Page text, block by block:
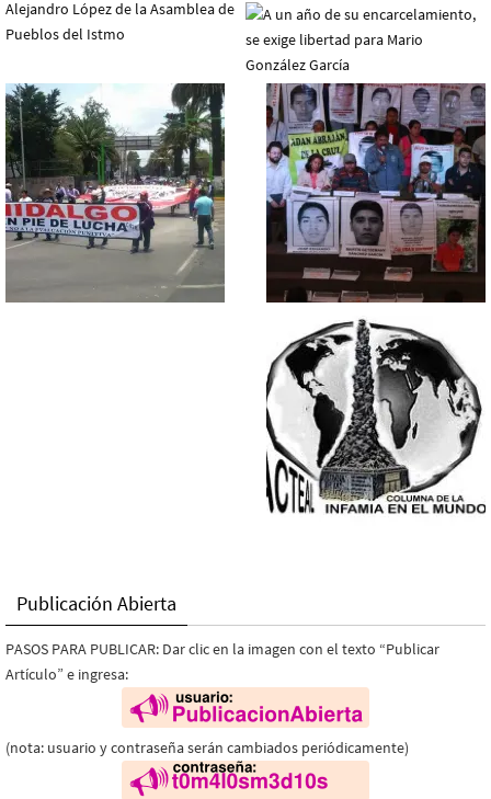
Publicación Abierta
PASOS PARA PUBLICAR: Dar clic en la imagen con el texto “Publicar
Artículo” e ingresa:
(nota: usuario y contraseña serán cambiados periódicamente)